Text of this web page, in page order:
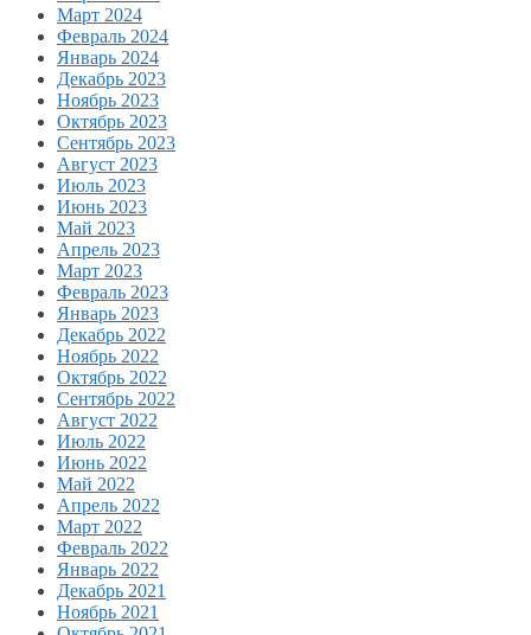
Март 2024
Февраль 2024
Январь 2024
Декабрь 2023
Ноябрь 2023
Октябрь 2023
Сентябрь 2023
Август 2023
Июль 2023
Июнь 2023
Май 2023
Апрель 2023
Март 2023
Февраль 2023
Январь 2023
Декабрь 2022
Ноябрь 2022
Октябрь 2022
Сентябрь 2022
Август 2022
Июль 2022
Июнь 2022
Май 2022
Апрель 2022
Март 2022
Февраль 2022
Январь 2022
Декабрь 2021
Ноябрь 2021